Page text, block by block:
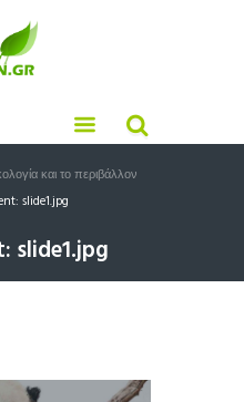
και το περιβάλλον
slide1.jpg
slide1.jpg